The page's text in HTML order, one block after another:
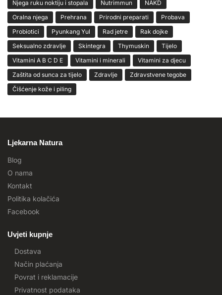
Njega ruku noktiju i stopala Nutrimmun
NĀKD
Oralna njega
Prehrana Prirodni preparati
Probava
Probiotici
Pyunkang Yul Rad jetre
Rak dojke
Seksualno zdravlje
Skintegra Thymuskin
Tijelo
Vitamini A B C D E
Vitamini i minerali
Vitamini za djecu
Zaštita od sunca za tijelo
Zdravlje
Zdravstvene tegobe
Čišćenje kože i piling
Ljekarna Natura
Blog
O nama
Kontakt
Politika kolačića
Facebook
Uvjeti kupnje
Dostava
Način plaćanja
Povrat i reklamacije
Privatnost podataka